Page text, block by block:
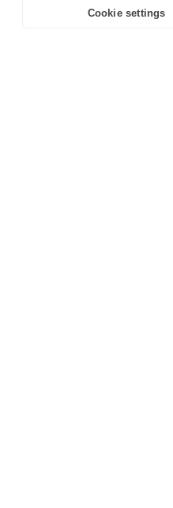
Next >
read more about our data
Cookie settings